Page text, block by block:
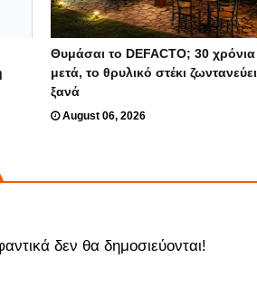
Θυμάσαι το DEFACTO; 30 χρόνια
μετά, το θρυλικό στέκι ζωντανεύει
ξανά
August 06, 2026
δεν θα δημοσιεύονται!